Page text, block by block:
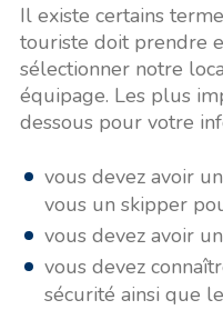
Il existe certains
touriste doit prendre
sélectionner notre
équipage. Les plus
dessous pour votre
vous devez avoir
vous un skipper
vous devez avoir
vous devez
sécurité ainsi que